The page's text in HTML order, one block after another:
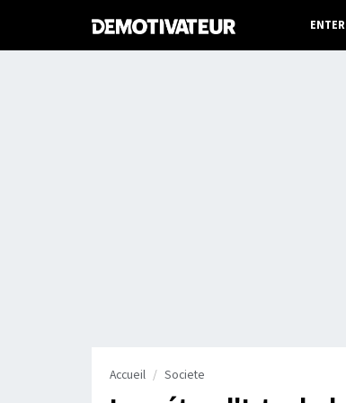
Accueil Societe